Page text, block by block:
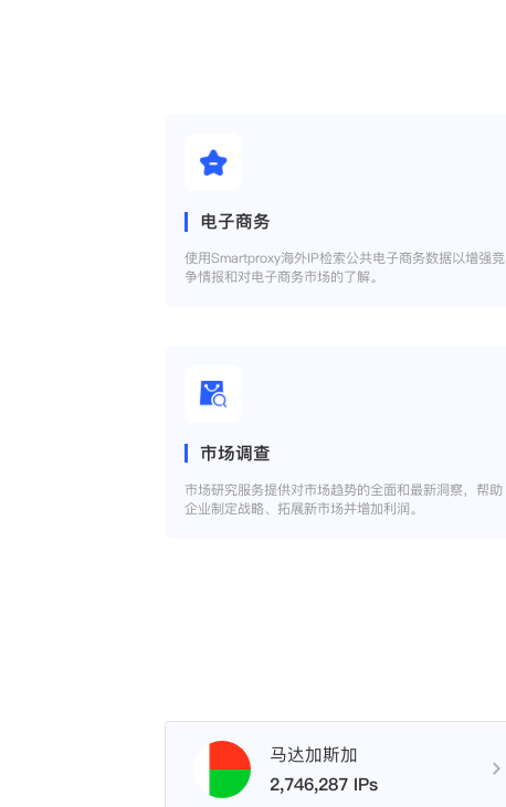
电子商务
使用Smartproxy海外IP检索公共电子商务数据以增强竞
争情报和对电子商务市场的了解。
市场调查
市场研究服务提供对市场趋势的全面和最新洞察，帮助
企业制定战略、拓展新市场并增加利润。
马达加斯加
2,746,287 IPs